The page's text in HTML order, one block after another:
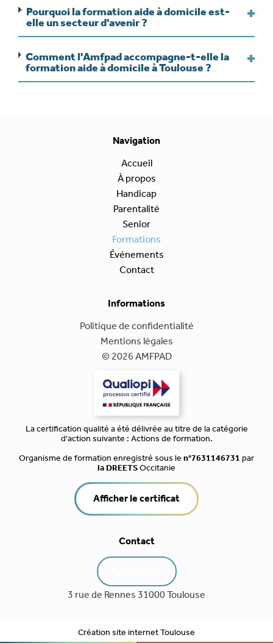
Pourquoi la formation aide à domicile est-
elle un secteur d'avenir ?
Comment l'Amfpad accompagne-t-elle la
formation aide à domicile à Toulouse ?
Navigation
Accueil
À propos
Handicap
Parentalité
Senior
Formations
Événements
Contact
Informations
Politique de confidentialité
Mentions légales
© 2026 AMFPAD
La certification qualité a été délivrée au titre de la catégorie
d'action suivante : Actions de formation.
Organisme de formation enregistré sous len°7631146731par
la DREETSOccitanie
Afficher le certificat
Contact
3 rue de Rennes 31000 Toulouse
Création site internet Toulouse